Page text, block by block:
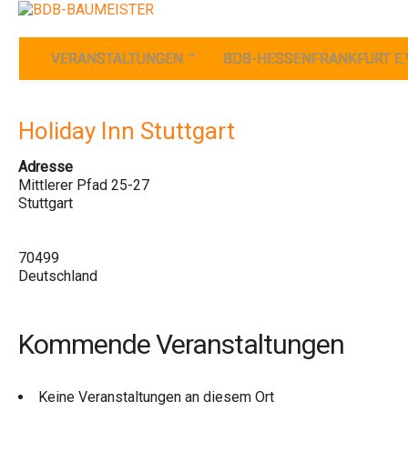
VERANSTALTUNGEN BDB-HESSENFRANKFURT
Holiday Inn Stuttgart
Adresse
Mittlerer Pfad 25-27
Stuttgart
70499
Deutschland
Kommende Veranstaltungen
Keine Veranstaltungen an diesem Ort